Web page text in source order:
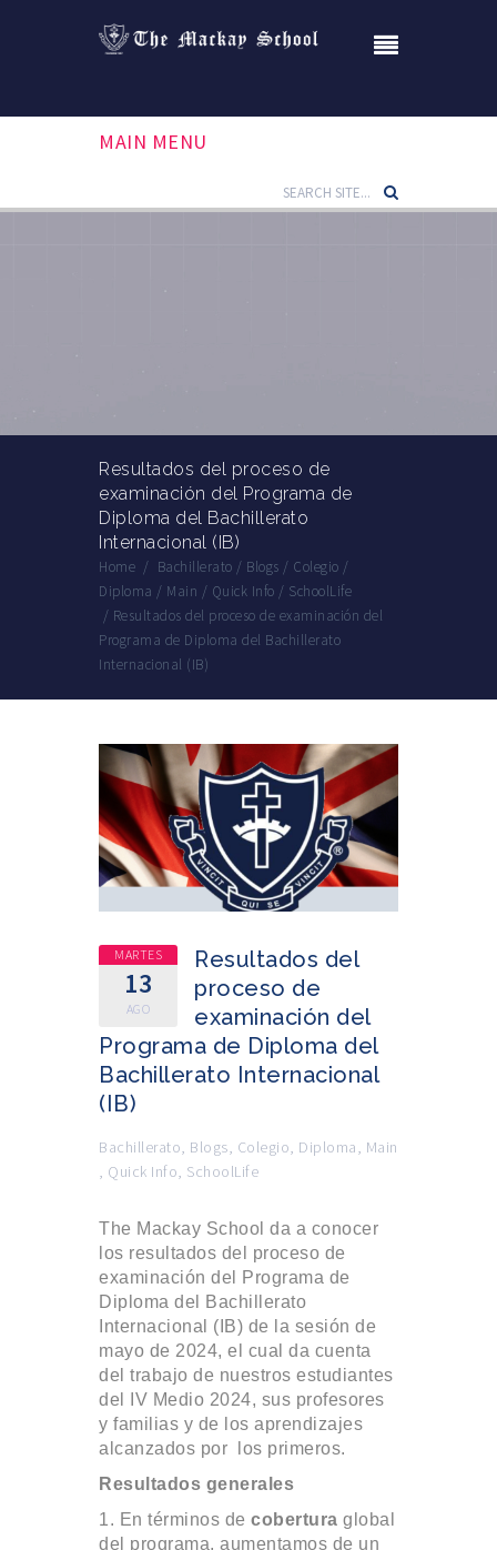
MAIN MENU
Resultados del proceso de
examinación del Programa de
Diploma del Bachillerato
Internacional (IB)
Home / Bachillerato / Blogs / Colegio /
Diploma / Main / Quick Info / SchoolLife
/ Resultados del proceso de examinación del
Programa de Diploma del Bachillerato
Internacional (IB)
MARTES
13
AGO
Resultados del
proceso de
examinación del
Programa de Diploma del
Bachillerato Internacional
(IB)
Bachillerato Blogs Colegio Diploma
Main
Quick Info SchoolLife
The Mackay School da a conocer
los resultados del proceso de
examinación del Programa de
Diploma del Bachillerato
Internacional (IB) de la sesión de
mayo de 2024, el cual da cuenta
del trabajo de nuestros estudiantes
del IV Medio 2024, sus profesores
y familias y de los aprendizajes
alcanzados por los primeros.
Resultados generales
1. En términos de cobertura global
del programa, aumentamos de un